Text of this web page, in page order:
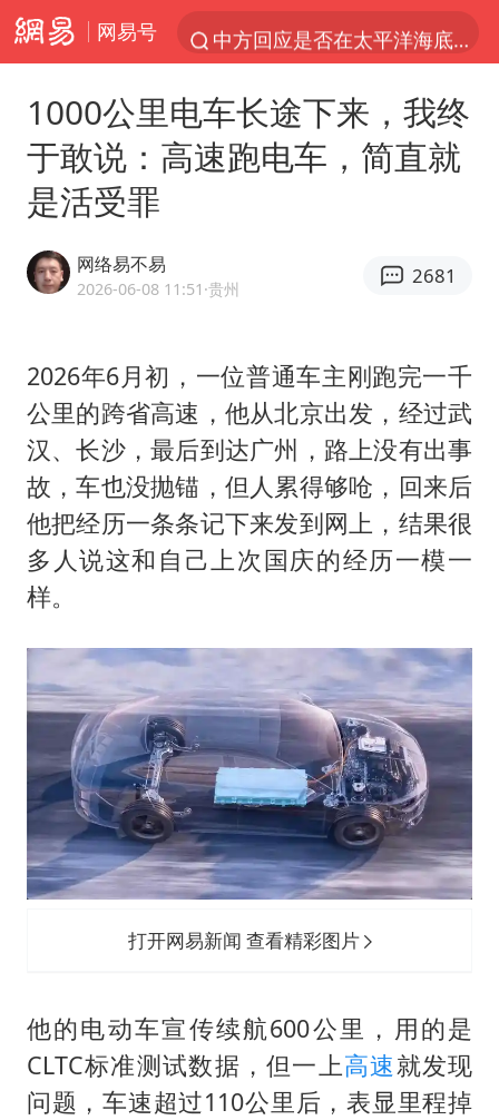
网易号
中方回应是否在太平洋海底开采稀土
看守所辅警收受10万获刑1年
U17国足1分钟轰2球
我国编制完成新版全月地质图
深圳地面沉降致车辆损坏系谣言
外交部发言人就广岛核爆81周年等答记者问
中国“五箭齐发”反制美国
首次证实！“胶球”存在
1000公里电车长途下来，我终
于敢说：高速跑电车，简直就
是活受罪
网络易不易
2026-06-08 11:51 ·贵州
2681
2026年6月初，一位普通车主刚跑完一千
公里的跨省高速，他从北京出发，经过武
汉、长沙，最后到达广州，路上没有出事
故，车也没抛锚，但人累得够呛，回来后
他把经历一条条记下来发到网上，结果很
多人说这和自己上次国庆的经历一模一
样。
打开网易新闻 查看精彩图片
他的电动车宣传续航600公里，用的是
CLTC标准测试数据，但一上高速就发现
问题，车速超过110公里后，表显里程掉